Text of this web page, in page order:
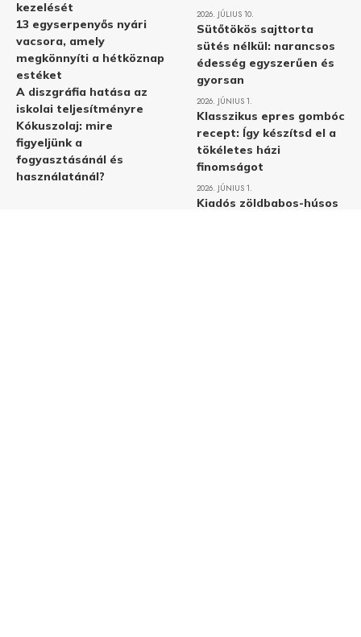
kezelését
13 egyserpenyős nyári
vacsora, amely
megkönnyíti a hétköznap
estéket
A diszgráfia hatása az
iskolai teljesítményre
Kókuszolaj: mire
figyeljünk a
fogyasztásánál és
használatánál?
2026. JÚLIUS 10.
Sütőtökös sajttorta
sütés nélkül: narancsos
édesség egyszerűen és
gyorsan
2026. JÚNIUS 1.
Klasszikus epres gombóc
recept: Így készítsd el a
tökéletes házi
finomságot
2026. JÚNIUS 1.
Kiadós zöldbabos-húsos